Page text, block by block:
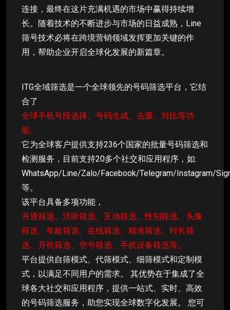
连接，最终在这片充满机遇的市场中赢得持续增
长。随着技术的不断进步与市场的日益成熟，Line
筛号技术必将在跨境营销领域发挥更加关键的作
用，帮助企业开启全球化发展的新篇章。
ITG全域筛选是一个全球领先的号码筛选平台，它结
合了
全球手机号段选择、号码生成、去重、对比等功
能。
它为全球客户提供支持236个国家的批量号码筛选和
检测服务，目前支持20多个社交和应用程序，如:
WhatsApp/Line/Zalo/Facebook/Telegram/Instagram/
等。
该平台具备多项功能，
开通筛选、活跃筛选、互动筛选、性别筛选、头像
筛选、年龄筛选、在线筛选、精准筛选、时长筛
选、开机筛选、空号筛选、手机设备筛选等。
平台提供自筛模式、代筛模式、细筛模式和定制模
式，以满足不同用户的需求。 其优势在于集成了全
球各大社交和应用程序，提供一站式、实时、高效
的号码筛选服务，助您实现全球数字化发展。 您可